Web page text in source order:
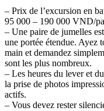
– Prix de l’excursion en
95 000 – 190 000 VND/
– Une paire de jumelles
une portée étendue. Ayez
main et demandez
sont les plus nombreux.
– Les heures du lever et
la prise de photos
actifs.
– Vous devez rester